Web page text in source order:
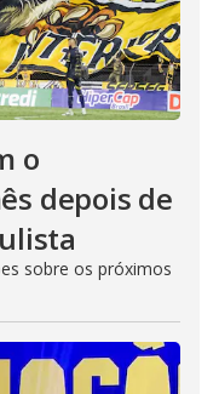
o
depois de
sobre os próximos